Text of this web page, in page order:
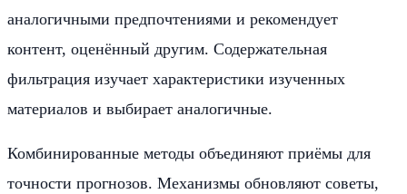
аналогичными предпочтениями и рекомендует
контент, оценённый другим. Содержательная
фильтрация изучает характеристики изученных
материалов и выбирает аналогичные.
Комбинированные методы объединяют приёмы для
точности прогнозов. Механизмы обновляют советы,